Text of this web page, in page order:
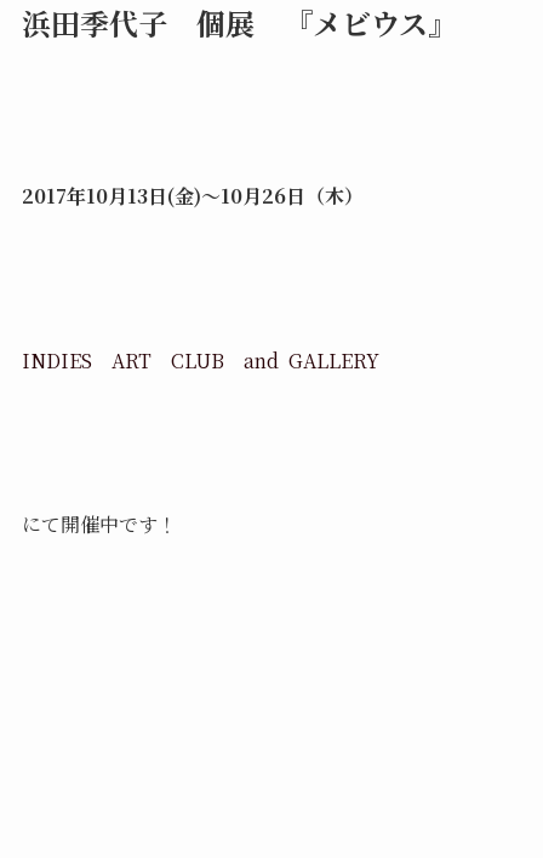
浜田季代子 個展 『メビウス』
2017年10月13日(金)～10月26日（木）
INDIES ART CLUB and GALLERY
にて開催中です！